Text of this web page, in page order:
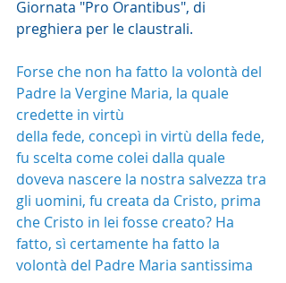
Giornata "Pro Orantibus", di
preghiera per le claustrali.
Forse che non ha fatto la volontà del
Padre la Vergine Maria, la quale
credette in virtù
della fede, concepì in virtù della fede,
fu scelta come colei dalla quale
doveva nascere la nostra salvezza tra
gli uomini, fu creata da Cristo, prima
che Cristo in lei fosse creato? Ha
fatto, sì certamente ha fatto la
volontà del Padre Maria santissima